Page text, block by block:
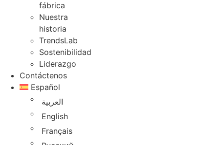
fábrica
Nuestra
historia
TrendsLab
Sostenibilidad
Liderazgo
Contáctenos
Español
العربية
English
Français